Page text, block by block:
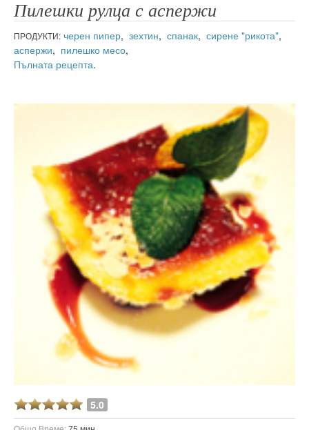
Пилешки рулца с аспержи
ПРОДУКТИ: черен пипер, зехтин, спанак, сирене "рикота",
аспержи, пилешко месо,
Пълната рецепта.
5.0